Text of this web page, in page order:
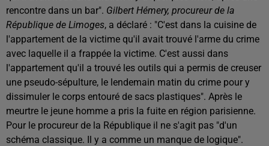
rencontre dans un bar". Gilbert Hémery, procureur de la
République de Limoges, a déclaré : "C'est dans la cuisine de
l'appartement de la victime qu'il avait trouvé l'arme du crime
avec laquelle il a frappée la victime. C'est aussi dans
l'appartement qu'il a trouvé les outils qui a permis de creuser
une pseudo-sépulture, le lendemain matin du crime pour y
dissimuler le corps entouré de sacs plastiques". Après le
meurtre le jeune homme a pris la fuite en région parisienne.
Pour le procureur de la République il ne s'agit pas "d'un
schéma classique. Il y a comme un manque de logique".